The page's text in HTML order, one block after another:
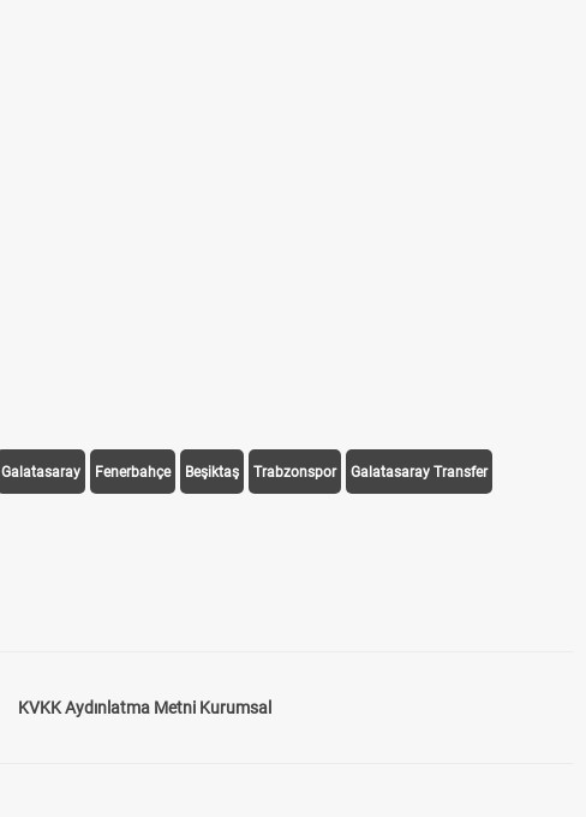
Galatasaray Fenerbahçe Beşiktaş Trabzonspor Galatasaray Transfer
KVKK Aydınlatma Metni Kurumsal